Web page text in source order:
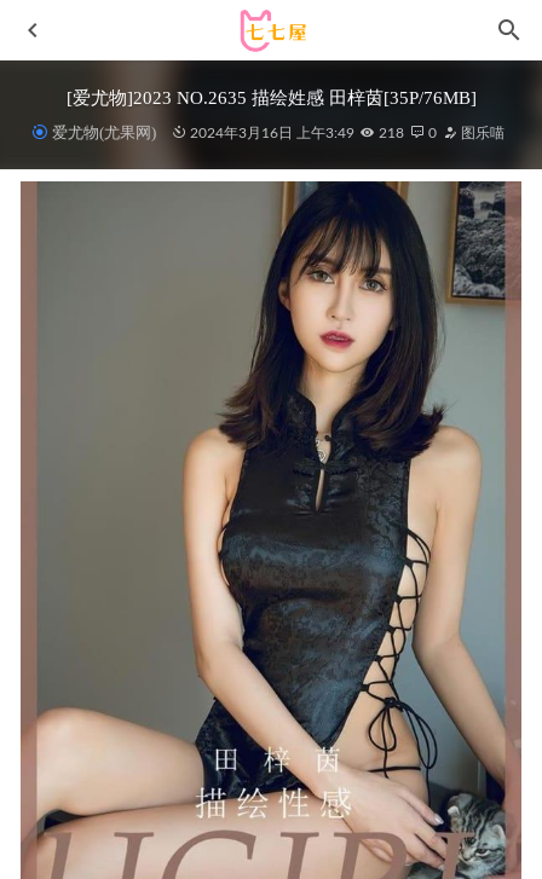
[爱尤物]2023 NO.2635 描绘姓感 田梓茵[35P/76MB]
爱尤物(尤果网) 2024年3月16日 上午3:49 218 0 图乐喵
物恋传媒 – 写真图片合集【持续更新中】
2026-02-11
Umeko J – Spider Gwen [149P+1V／1.27GB] 2025-08-29
日奈娇 – NO.122 垂耳兔 [105P3V-1.43G]
2024-05-28
[微密圈]脸红Dearie –各种秒杀镜头和角度 [22P-61M]
2023-
Hanari(하나리) –NO.04[DJAWA] Snow Cat #2[119P/1.39GB]